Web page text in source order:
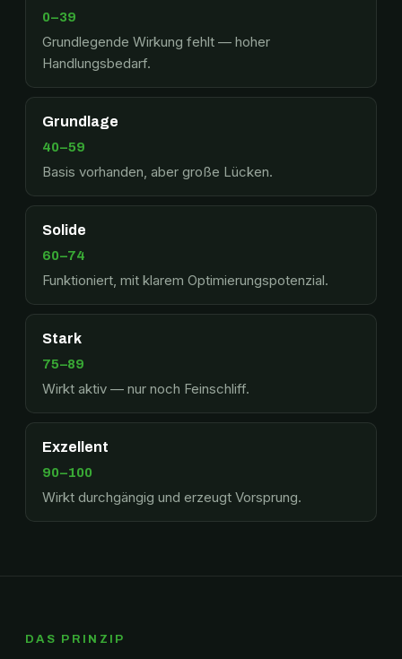
0–39
Grundlegende Wirkung fehlt — hoher
Handlungsbedarf.
Grundlage
40–59
Basis vorhanden, aber große Lücken.
Solide
60–74
Funktioniert, mit klarem Optimierungspotenzial.
Stark
75–89
Wirkt aktiv — nur noch Feinschliff.
Exzellent
90–100
Wirkt durchgängig und erzeugt Vorsprung.
DAS PRINZIP